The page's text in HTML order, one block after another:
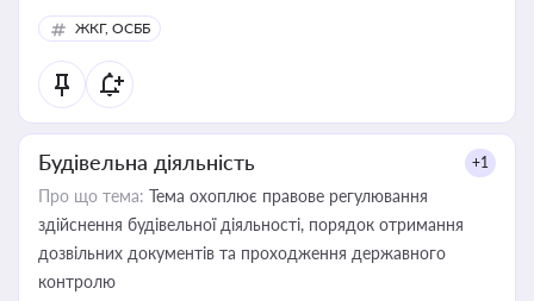
ЖКГ, ОСББ
Будівельна діяльність +1
Про що тема: Тема охоплює правове регулювання
здійснення будівельної діяльності, порядок отримання
дозвільних документів та проходження державного
контролю